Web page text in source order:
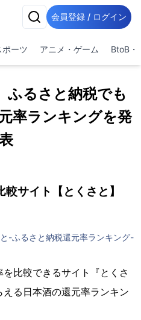
会員登録 / ログイン
ポーツ アニメ・ゲーム BtoB・
ふるさと納税でも
率ランキングを発
サイト【とくさと】
-ふるさと納税還元率ランキング-
比較できるサイト『とくさ
る日本酒の還元率ランキン